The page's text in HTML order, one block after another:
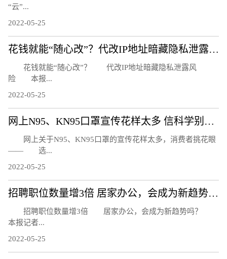
“云”...
2022-05-25
花钱就能“随心改”？代改IP地址暗藏隐私泄露风险
花钱就能“随心改”？ 代改IP地址暗藏隐私泄露风
险 本报...
2022-05-25
网上N95、KN95口罩宣传花样太多 信科学别信忽悠
网上关于N95、KN95口罩的宣传花样太多，消费者挑花眼
—— 选...
2022-05-25
招聘职位数量增3倍 居家办公，会成为新趋势吗？
招聘职位数量增3倍 居家办公，会成为新趋势吗？
本报记者...
2022-05-25